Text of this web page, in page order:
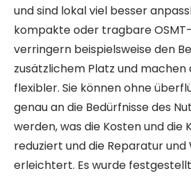
und sind lokal viel besser
kompakte oder tragbare
verringern beispielsweise den
zusätzlichem Platz und
flexibler. Sie können ohne
genau an die Bedürfnisse des
werden, was die Kosten und die
reduziert und die Reparatur und
erleichtert. Es wurde